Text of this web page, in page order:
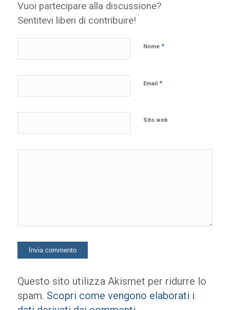
Vuoi partecipare alla discussione?
Sentitevi liberi di contribuire!
Nome *
Email *
Sito web
Questo sito utilizza Akismet per ridurre lo
spam. Scopri come vengono elaborati i